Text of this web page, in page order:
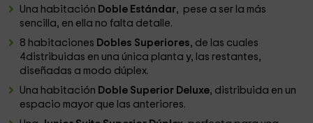
Una habitación Doble Estándar, pese a ser la más
sencilla, en ella no falta detalle.
8 habitaciones Dobles Superiores, de las cuales
4distribuidas en una única planta y, las restantes,
diseñadas a modo dúplex.
Una habitación Doble Superior Deluxe, distribuida en un
espacio mayor que las anteriores.